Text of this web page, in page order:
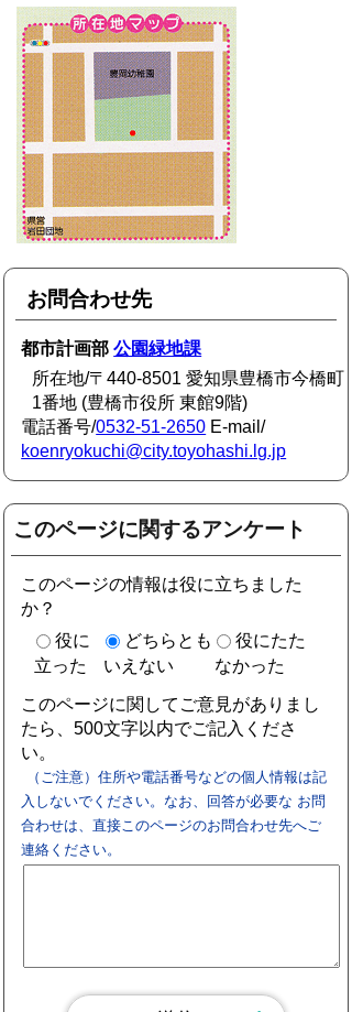
お問合わせ先
都市計画部公園緑地課
所在地/〒440-8501 愛知県豊橋市今橋町
1番地 (豊橋市役所 東館9階)
電話番号/0532-51-2650 E-mail/
koenryokuchi@city.toyohashi.lg.jp
このページに関するアンケート
このページの情報は役に立ちました
か？
役に
立った
どちらとも
いえない
役にたた
なかった
このページに関してご意見がありまし
たら、500文字以内でご記入くださ
い。
（ご注意）住所や電話番号などの個人情報は記
入しないでください。なお、回答が必要な お問
合わせは、直接このページのお問合わせ先へご
連絡ください。